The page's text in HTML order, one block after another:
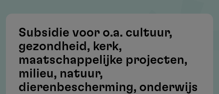
Werkgebied
De regeling is in Nederland van toepassing.
Subsidie voor o.a. cultuur,
gezondheid, kerk,
maatschappelijke projecten,
milieu, natuur,
dierenbescherming, onderwijs